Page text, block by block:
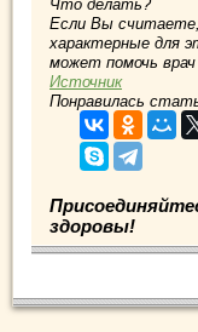
Что делать?
Если Вы
характерные для
может помочь врач
Источник
Понравилась
здоровы!